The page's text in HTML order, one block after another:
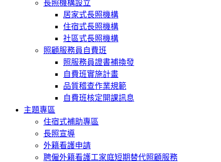
長照機構設立
居家式長照機構
住宿式長照機構
社區式長照機構
照顧服務員自費班
照服務員證書補換發
自費班實施計畫
品質稽查作業規範
自費班核定開課訊息
主題專區
住宿式補助專區
長照宣導
外籍看護申請
聘僱外籍看護工家庭短期替代照顧服務